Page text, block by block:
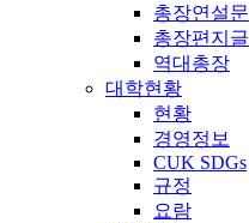
총장연설문
총장편지글
역대총장
대학현황
현황
경영정보
CUK SDGs
규정
요람